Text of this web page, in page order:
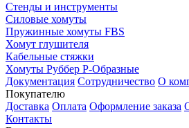
Стенды и инструменты
Силовые хомуты
Пружинные хомуты FBS
Хомут глушителя
Кабельные стяжки
Хомуты Руббер Р-Образные
Документация Сотрудничество О
Покупателю
Доставка Оплата Оформление заказа
Контакты